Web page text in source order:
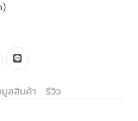
)
ลสินค้า รีวิว